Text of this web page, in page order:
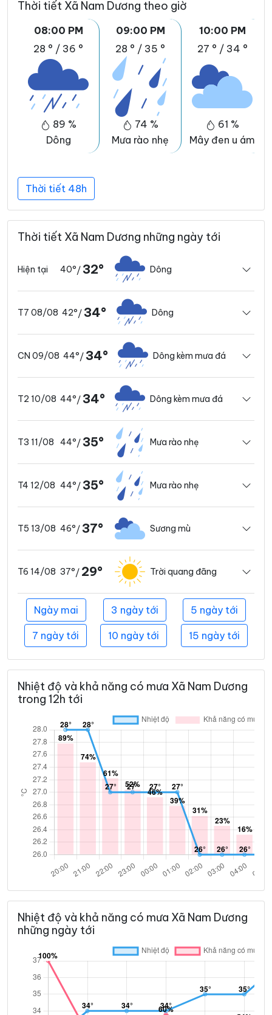
Thời tiết Xã Nam Dương theo giờ
08:00 PM
28 ° / 36 °
89 %
Dông
09:00 PM
28 ° / 35 °
74 %
Mưa rào nhẹ
10:00 PM
27 ° / 34 °
61 %
Mây đen u ám
Thời tiết 48h
Thời tiết Xã Nam Dương những ngày tới
Hiện tại 40°/ 32° Dông
T7 08/08 42°/ 34° Dông
CN 09/08 44°/ 34° Dông kèm mưa đá
T2 10/08 44°/ 34° Dông kèm mưa đá
T3 11/08 44°/ 35° Mưa rào nhẹ
T4 12/08 44°/ 35° Mưa rào nhẹ
T5 13/08 46°/ 37° Sương mù
T6 14/08 37°/ 29° Trời quang đãng
Ngày mai 3 ngày tới 5 ngày tới
7 ngày tới 10 ngày tới 15 ngày tới
Nhiệt độ và khả năng có mưa Xã Nam Dương
trong 12h tới
Nhiệt độ và khả năng có mưa Xã Nam Dương
những ngày tới